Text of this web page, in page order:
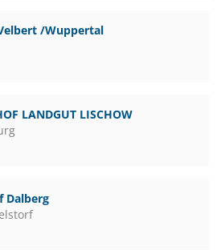
/Wuppertal
LANDGUT LISCHOW
Dalberg